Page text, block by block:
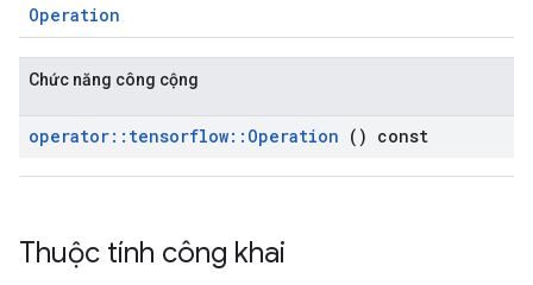
Operation
Chức năng công cộng
operator:: tensorflow:: Operation () const
Thuộc tính công khai